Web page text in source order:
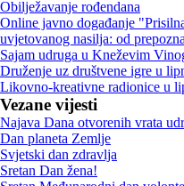
Obilježavanje rođendana
Online javno događanje
uvjetovanog nasilja: od
Sajam udruga u Kneževim
Druženje uz društvene igre u
Likovno-kreativne radionice u
Vezane vijesti
Najava Dana otvorenih vrata
Dan planeta Zemlje
Svjetski dan zdravlja
Sretan Dan žena!